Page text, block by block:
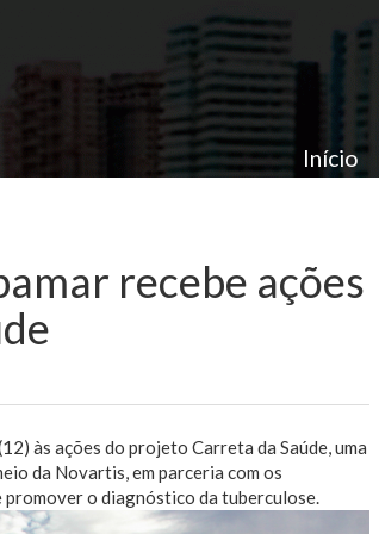
Início
recebe ações
às ações do projeto Carreta da Saúde, uma
da Novartis, em parceria com os
promover o diagnóstico da tuberculose.